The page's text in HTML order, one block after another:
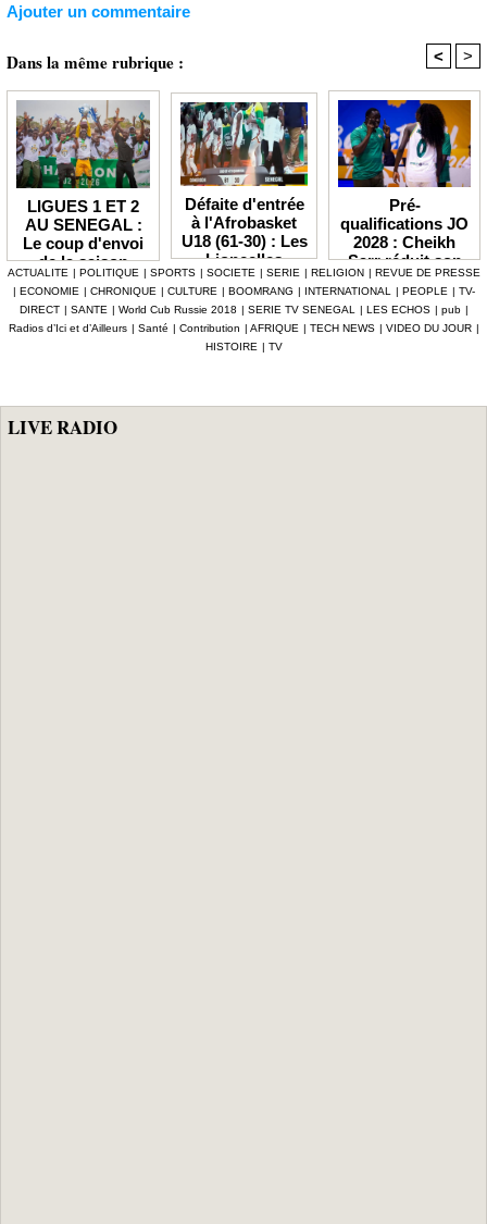
Ajouter un commentaire
Dans la même rubrique : < >
LIGUES 1 ET 2
AU SENEGAL :
Le coup d'envoi
de la saison
2026-2027
officiellement fixé
au 3 octobre
Défaite d'entrée
à l'Afrobasket
U18 (61-30) : Les
Lioncelles
balayées par le
Cameroun
Pré-
qualifications JO
2028 : Cheikh
Sarr réduit son
groupe à 13
Lionnes
ACTUALITE | POLITIQUE | SPORTS | SOCIETE | SERIE | RELIGION | REVUE DE PRESSE
| ECONOMIE | CHRONIQUE | CULTURE | BOOMRANG | INTERNATIONAL | PEOPLE | TV-
DIRECT | SANTE | World Cub Russie 2018 | SERIE TV SENEGAL | LES ECHOS | pub |
Radios d’Ici et d’Ailleurs | Santé | Contribution | AFRIQUE | TECH NEWS | VIDEO DU JOUR |
HISTOIRE | TV
LIVE RADIO